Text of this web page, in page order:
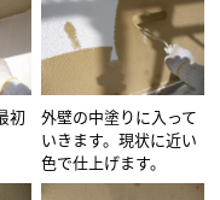
初
外壁の中塗りに入って
いきます。現状に近い
色で仕上げます。